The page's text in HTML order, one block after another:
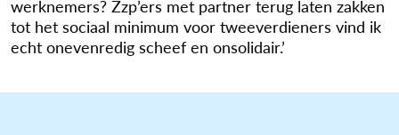
werknemers? Zzp’ers met partner terug laten zakken
tot het sociaal minimum voor tweeverdieners vind ik
echt onevenredig scheef en onsolidair.’